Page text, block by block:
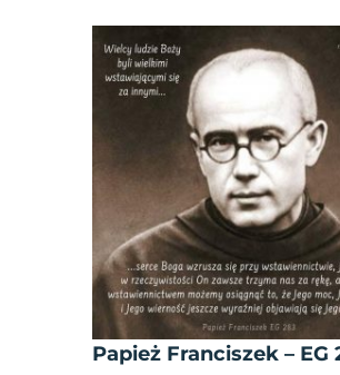
Papież Franciszek – EG